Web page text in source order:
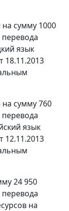
на сумму 1000
язык
18.11.2013
на сумму 760
язык
12.11.2013
24 950
на